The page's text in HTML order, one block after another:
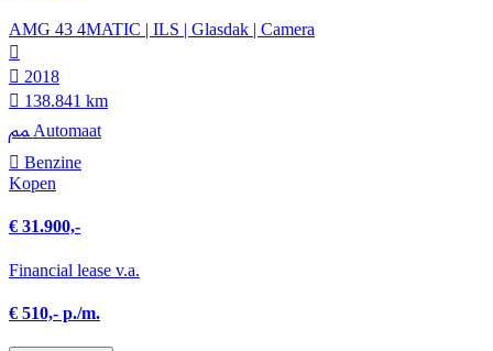
AMG 43 4MATIC | ILS | Glasdak | Camera
2018
138.841 km
Automaat
Benzine
Kopen
€ 31.900,-
Financial lease v.a.
€ 510,- p./m.